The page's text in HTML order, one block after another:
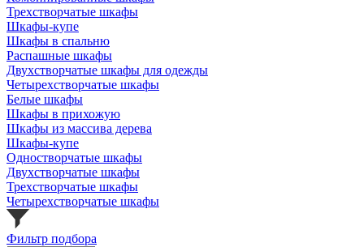
Трехстворчатые шкафы
Шкафы-купе
Шкафы в спальню
Распашные шкафы
Двухстворчатые шкафы для одежды
Четырехстворчатые шкафы
Белые шкафы
Шкафы в прихожую
Шкафы из массива дерева
Шкафы-купе
Одностворчатые шкафы
Двухстворчатые шкафы
Трехстворчатые шкафы
Четырехстворчатые шкафы
Фильтр подбора